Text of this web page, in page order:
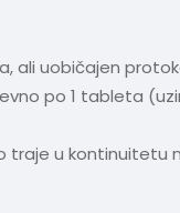
ali uobičajen
po 1 tableta
traje u